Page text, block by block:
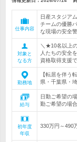
仕事内容
日産スタジア
チームの優勝
な現場の安全
対象と
なる方
＼★10名以上
人たちの安全
資格取得支援
勤務地
【転居を伴う
県・千葉県・
給与
日勤ご希望の
勤ご希望の場
初年度
年収
330万円～490